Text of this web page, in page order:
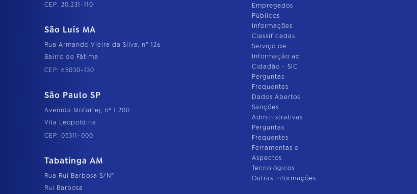
CEP: 20.231-110
São Luís MA
Rua Armando Vieira da Silva, nº 126
Bairro de Fátima
CEP: 65030-130
São Paulo SP
Avenida Mofarrej, nº 1.200
Vila Leopoldina
CEP: 05311-000
Tabatinga AM
Rua Rui Barbosa S/Nº
Rui Barbosa
Empregados
Públicos
Informações
Classificadas
Serviço de
Informação ao
Cidadão - SIC
Perguntas
Frequentes
Dados Abertos
Sanções
Administrativas
Perguntas
Frequentes
Ferramentas e
Aspectos
Tecnológicos
Outras Informações